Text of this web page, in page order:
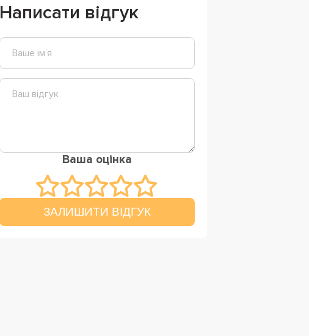
Написати відгук
Ваша оцінка
ЗАЛИШИТИ ВІДГУК